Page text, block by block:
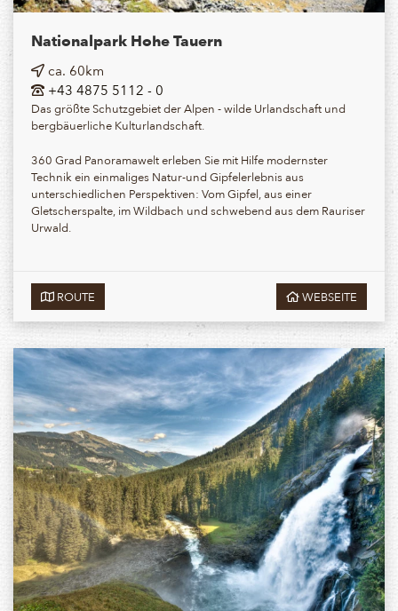
Nationalpark Hohe Tauern
ca. 60km
+43 4875 5112 - 0
Das größte Schutzgebiet der Alpen - wilde Urlandschaft und
bergbäuerliche Kulturlandschaft.
360 Grad Panoramawelt erleben Sie mit Hilfe modernster
Technik ein einmaliges Natur-und Gipfelerlebnis aus
unterschiedlichen Perspektiven: Vom Gipfel, aus einer
Gletscherspalte, im Wildbach und schwebend aus dem Rauriser
Urwald.
ROUTE WEBSEITE